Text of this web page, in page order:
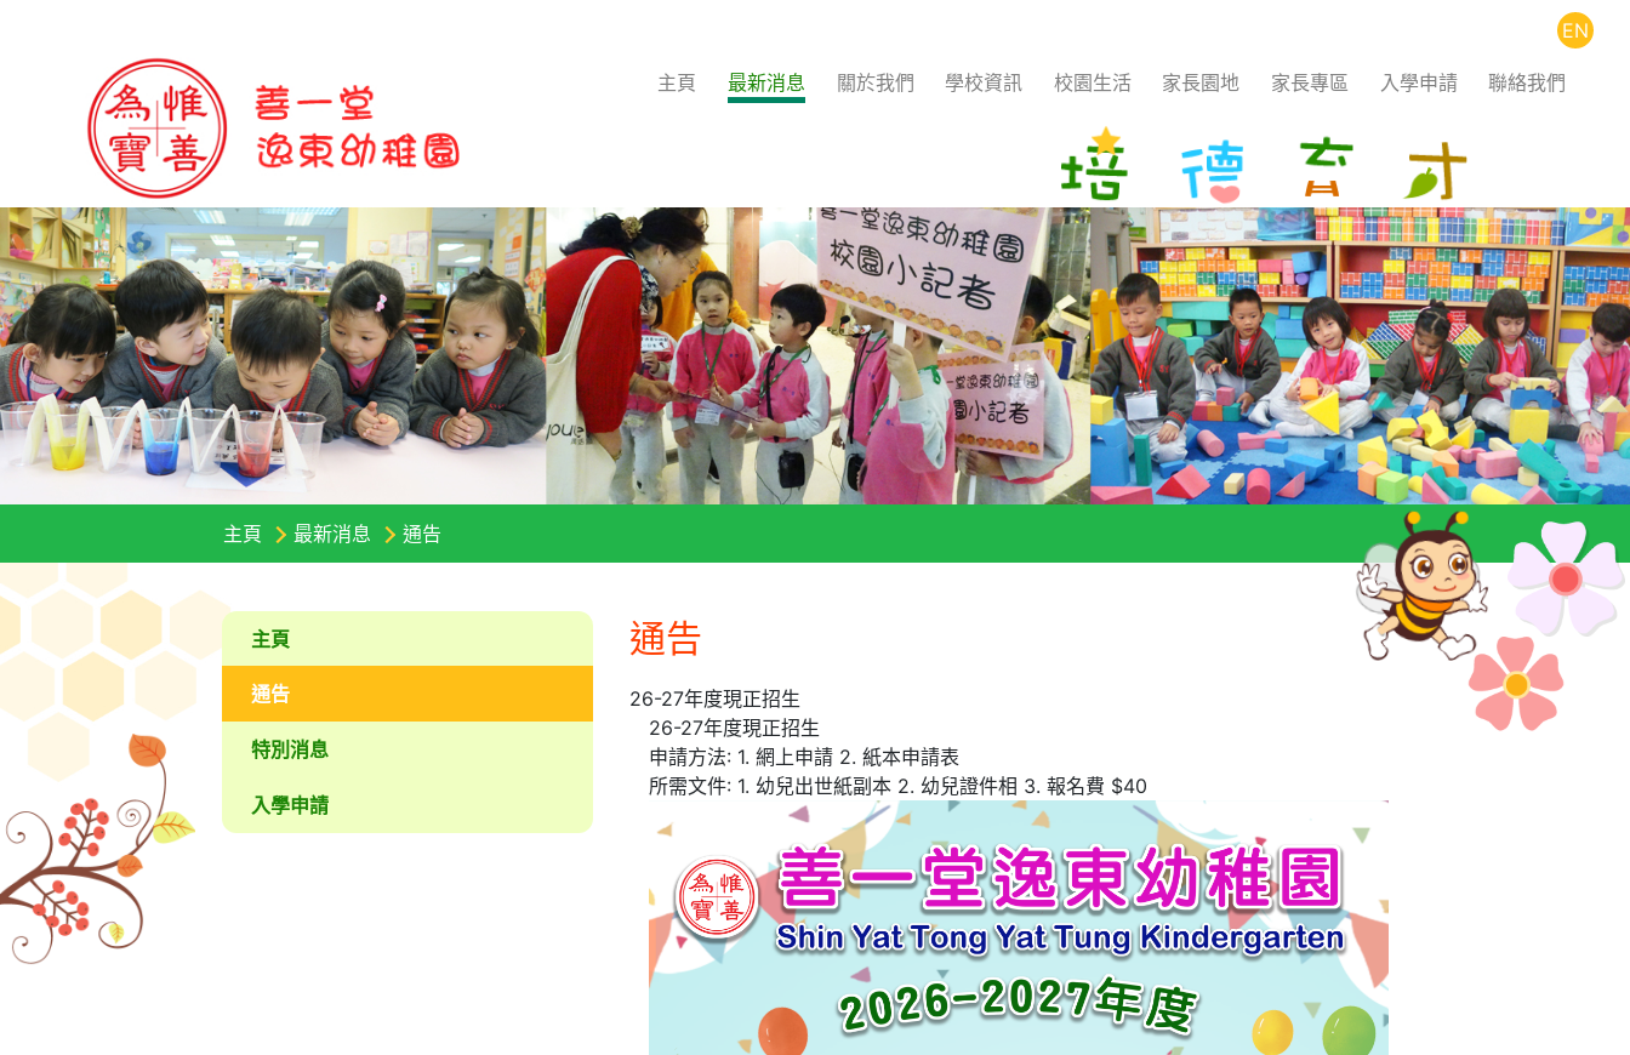
主頁 最新消息 關於我們 學校資訊 校園生活 家長園地 家長專區 入學申請 聯絡我們
EN
主頁 最新消息 通告
主頁
通告
特別消息
入學申請
通告
26-27年度現正招生
26-27年度現正招生
申請方法: 1. 網上申請 2. 紙本申請表
所需文件: 1. 幼兒出世紙副本 2. 幼兒證件相 3. 報名費 $40